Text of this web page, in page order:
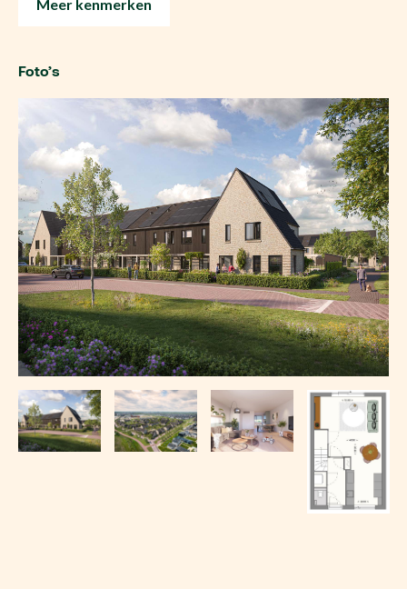
Meer kenmerken
Foto’s